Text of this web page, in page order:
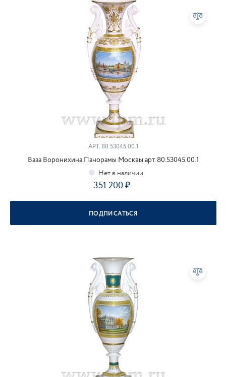
АРТ.80.53045.00.1
Ваза Воронихина Панорамы Москвы арт. 80.53045.00.1
351 200
ПОДПИСАТЬСЯ